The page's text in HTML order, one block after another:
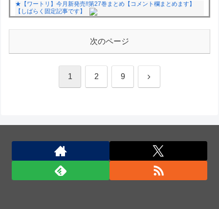
★【ワートリ】今月新発売!!第27巻まとめ【コメント欄まとめます】
【しばらく固定記事です】
験㊳」【コメント欄まとめます】【しばらく固定記事です】
★【ワートリ】風間隊3人≒忍田単騎くらいのイメージかな
Powered by livedoor 相互RSS
次のページ
1 2 9 次